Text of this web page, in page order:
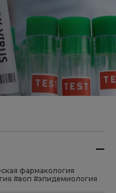
фармакология
#воп #эпидемиология